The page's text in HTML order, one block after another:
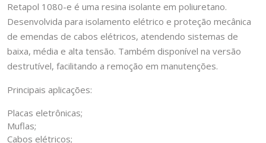
Retapol 1080-e é uma resina isolante em poliuretano.
Desenvolvida para isolamento elétrico e proteção mecânica
de emendas de cabos elétricos, atendendo sistemas de
baixa, média e alta tensão. Também disponível na versão
destrutível, facilitando a remoção em manutenções.
Principais aplicações:
Placas eletrônicas;
Muflas;
Cabos elétricos;